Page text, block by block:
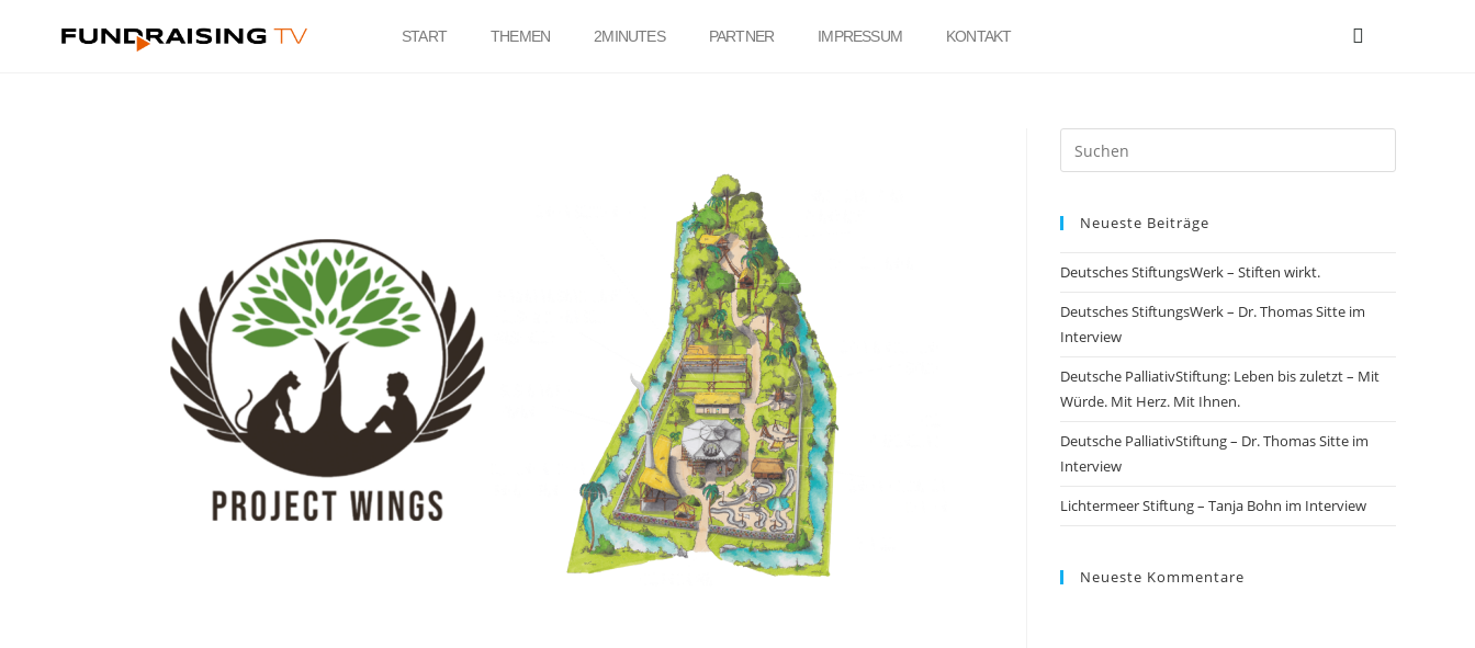
START THEMEN 2MINUTES PARTNER IMPRESSUM KONTAKT
Neueste Beiträge
Deutsches StiftungsWerk – Stiften wirkt.
Deutsches StiftungsWerk – Dr. Thomas Sitte im
Interview
Deutsche PalliativStiftung: Leben bis zuletzt – Mit
Würde. Mit Herz. Mit Ihnen.
Deutsche PalliativStiftung – Dr. Thomas Sitte im
Interview
Lichtermeer Stiftung – Tanja Bohn im Interview
Neueste Kommentare